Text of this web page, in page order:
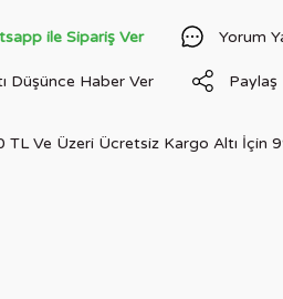
ile Sipariş Ver Yorum
Düşünce Haber Ver Paylaş
TL Ve Üzeri Ücretsiz Kargo Altı İçin